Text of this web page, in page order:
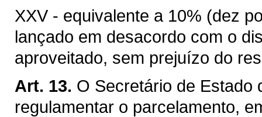
XXV - equivalente a 10% (dez
lançado em desacordo com o
aproveitado, sem prejuízo do
Art. 13. O Secretário de Estado
regulamentar o parcelamento,